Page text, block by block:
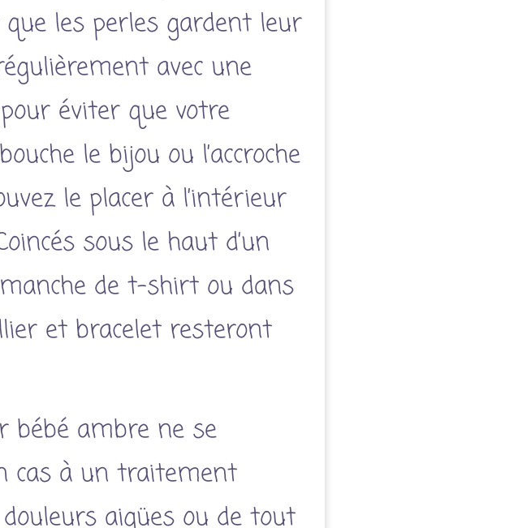
les perles gardent leur
avec une
éviter que votre
le bijou ou l’accroche
le placer à l’intérieur
sous le haut d’un
de t-shirt ou dans
et bracelet resteront
bébé ambre ne se
cas à un traitement
aigües ou de tout